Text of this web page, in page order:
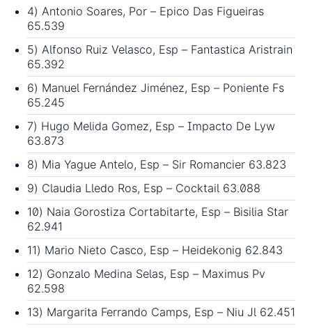
4) Antonio Soares, Por – Epico Das Figueiras
65.539
5) Alfonso Ruiz Velasco, Esp – Fantastica Aristrain
65.392
6) Manuel Fernández Jiménez, Esp – Poniente Fs
65.245
7) Hugo Melida Gomez, Esp – Impacto De Lyw
63.873
8) Mia Yague Antelo, Esp – Sir Romancier 63.823
9) Claudia Lledo Ros, Esp – Cocktail 63.088
10) Naia Gorostiza Cortabitarte, Esp – Bisilia Star
62.941
11) Mario Nieto Casco, Esp – Heidekonig 62.843
12) Gonzalo Medina Selas, Esp – Maximus Pv
62.598
13) Margarita Ferrando Camps, Esp – Niu Jl 62.451